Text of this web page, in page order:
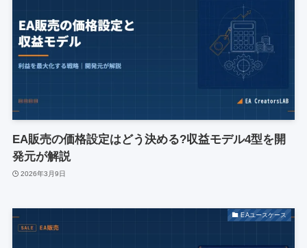
EA販売の価格設定はどう決める?収益モデル4型を開
発元が解説
2026年3月9日
EAユースケース